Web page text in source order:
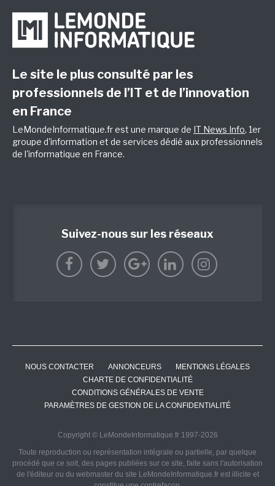
Le site le plus consulté par les
professionnels de l’IT et de l’innovation
en France
LeMondeInformatique.fr est une marque de IT News Info, 1er
groupe d'information et de services dédié aux professionnels
de l'informatique en France.
Suivez-nous sur les réseaux
NOUS CONTACTER ANNONCEURS
MENTIONS LÉGALES
CHARTE DE CONFIDENTIALITÉ
CONDITIONS GÉNÉRALES DE VENTE
PARAMÈTRES DE GESTION DE LA CONFIDENTIALITÉ
Copyright © LeMondeInformatique.fr 1997-2026
Toute reproduction ou représentation intégrale ou partielle, par quelque
procédé que ce soit, des pages publiées sur ce site, faite sans l'autorisation
de l'éditeur ou du webmaster du site LeMondeInformatique.fr est illicite et